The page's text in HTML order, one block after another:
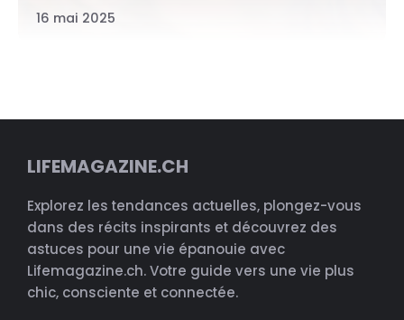
16 mai 2025
LIFEMAGAZINE.CH
Explorez les tendances actuelles, plongez-vous
dans des récits inspirants et découvrez des
astuces pour une vie épanouie avec
Lifemagazine.ch. Votre guide vers une vie plus
chic, consciente et connectée.